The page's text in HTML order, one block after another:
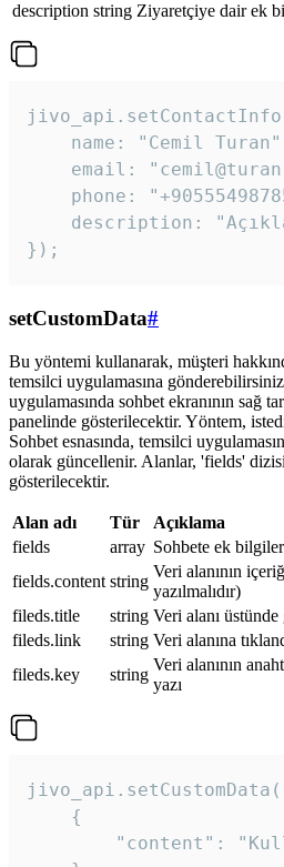
description string Ziyaretçiye dair ek
name: "Cemil
email:
phone:
description:
});
setCustomData#
Bu yöntemi kullanarak, müşteri
temsilci uygulamasına
uygulamasında sohbet ekranının sağ
panelinde gösterilecektir. Yöntem,
Sohbet esnasında, temsilci
olarak güncellenir. Alanlar, 'fields'
gösterilecektir.
Alan adı Tür
Açıklama
fields
array Sohbete ek
fields.content string
Veri alanının
yazılmalıdır)
fileds.title
string Veri alanı
fileds.link
string Veri alanına
fileds.key
string
Veri alanının
yazı
    {
"content":